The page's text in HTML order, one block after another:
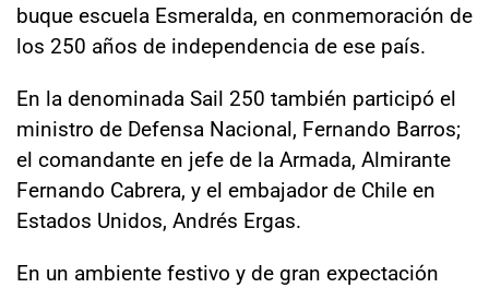
buque escuela Esmeralda, en conmemoración de
los 250 años de independencia de ese país.
En la denominada Sail 250 también participó el
ministro de Defensa Nacional, Fernando Barros;
el comandante en jefe de la Armada, Almirante
Fernando Cabrera, y el embajador de Chile en
Estados Unidos, Andrés Ergas.
En un ambiente festivo y de gran expectación